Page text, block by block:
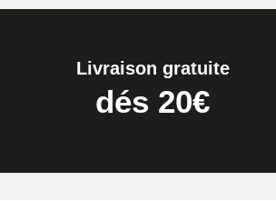
Extracteur de
Livraison gratuite
dés 20€